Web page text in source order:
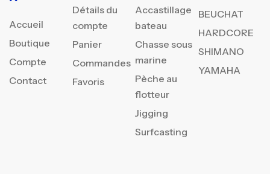
Accueil
Boutique
Compte
Contact
Détails du
compte
Panier
Commandes
Favoris
Accastillage
bateau
Chasse sous
marine
Pèche au
flotteur
Jigging
Surfcasting
BEUCHAT
HARDCORE
SHIMANO
YAMAHA